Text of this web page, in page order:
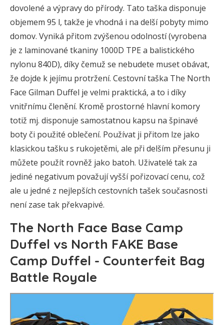
dovolené a výpravy do přírody. Tato taška disponuje
objemem 95 l, takže je vhodná i na delší pobyty mimo
domov. Vyniká přitom zvýšenou odolností (vyrobena
je z laminované tkaniny 1000D TPE a balistického
nylonu 840D), díky čemuž se nebudete muset obávat,
že dojde k jejímu protržení. Cestovní taška The North
Face Gilman Duffel je velmi praktická, a to i díky
vnitřnímu členění. Kromě prostorné hlavní komory
totiž mj. disponuje samostatnou kapsu na špinavé
boty či použité oblečení. Používat ji přitom lze jako
klasickou tašku s rukojetěmi, ale při delším přesunu ji
můžete použít rovněž jako batoh. Uživatelé tak za
jediné negativum považují vyšší pořizovací cenu, což
ale u jedné z nejlepších cestovních tašek současnosti
není zase tak překvapivé.
The North Face Base Camp
Duffel vs North FAKE Base
Camp Duffel - Counterfeit Bag
Battle Royale